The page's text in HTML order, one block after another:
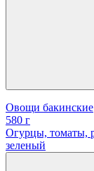
Овощи бакинские
580 г
Огурцы, томаты,
зеленый